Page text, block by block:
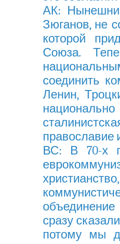
АК:
Зюганов, не
которой
Союза.
соединить
Ленин,
православие
ВС: В 70-х
сразу
потому мы